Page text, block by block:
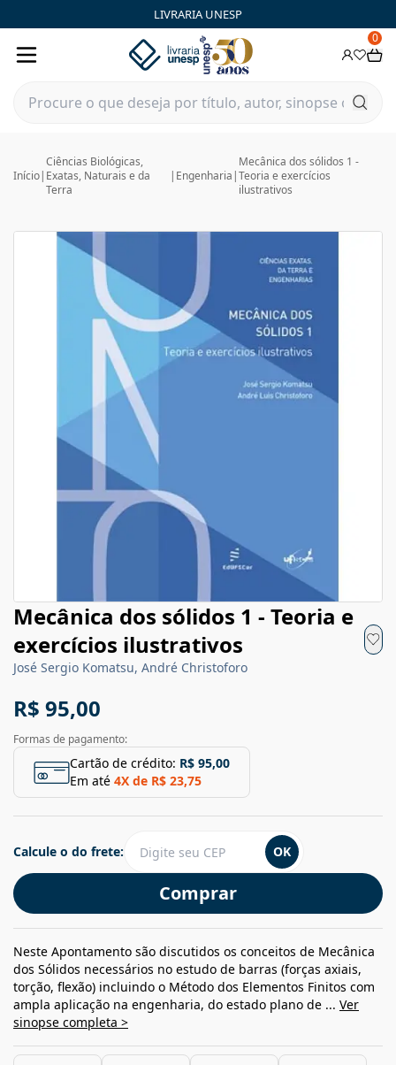
LIVRARIA UNESP
0
Início|
Ciências Biológicas,
Exatas, Naturais e da
Terra
| Engenharia |
Mecânica dos sólidos 1 -
Teoria e exercícios
ilustrativos
Mecânica dos sólidos 1 - Teoria e
exercícios ilustrativos
José Sergio Komatsu, André Christoforo
R$ 95,00
Formas de pagamento:
Cartão de crédito: R$ 95,00
Em até 4X de R$ 23,75
Comprar
Calcule o do frete: OK
Neste Apontamento são discutidos os conceitos de Mecânica
dos Sólidos necessários no estudo de barras (forças axiais,
torção, flexão) incluindo o Método dos Elementos Finitos com
ampla aplicação na engenharia, do estado plano de ... Ver
sinopse completa >